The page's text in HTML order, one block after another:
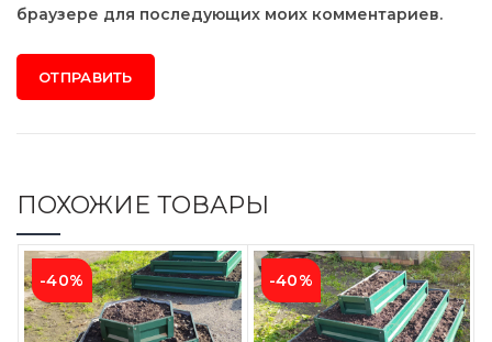
браузере для последующих моих комментариев.
ПОХОЖИЕ ТОВАРЫ
-40% -40%